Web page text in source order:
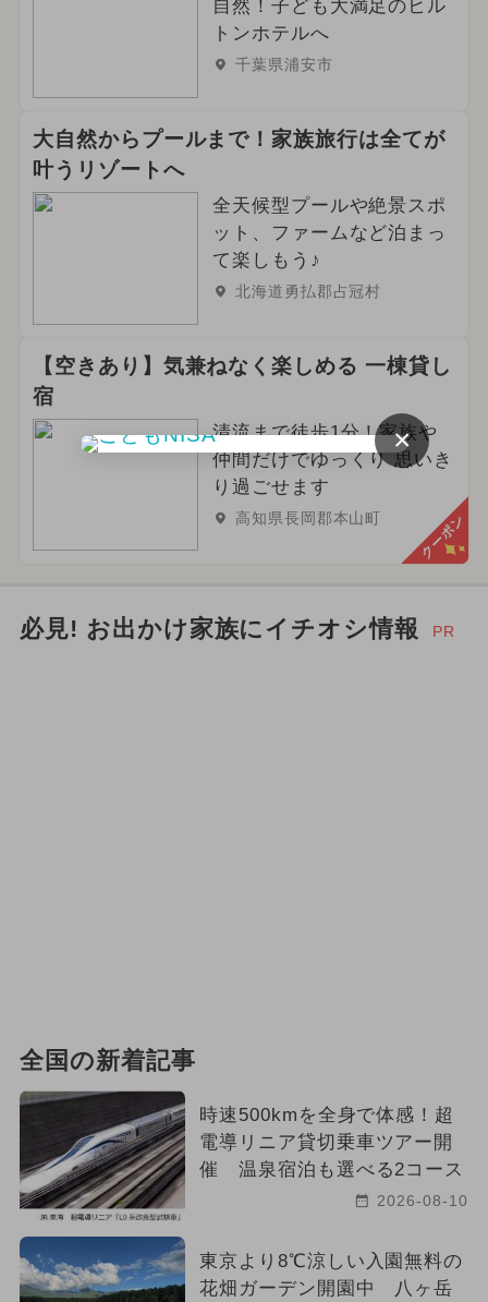
自然！子ども大満足のヒル
トンホテルへ
千葉県浦安市
大自然からプールまで！家族旅行は全てが
叶うリゾートへ
全天候型プールや絶景スポ
ット、ファームなど泊まっ
て楽しもう♪
北海道勇払郡占冠村
【空きあり】気兼ねなく楽しめる 一棟貸し
宿
清流まで徒歩1分！家族や
仲間だけでゆっくり 思いき
り過ごせます
高知県長岡郡本山町 クーポン
必見! お出かけ家族にイチオシ情報 PR
全国の新着記事
時速500kmを全身で体感！超
電導リニア貸切乗車ツアー開
催 温泉宿泊も選べる2コース
2026-08-10
東京より8℃涼しい入園無料の
花畑ガーデン開園中 八ヶ岳
×